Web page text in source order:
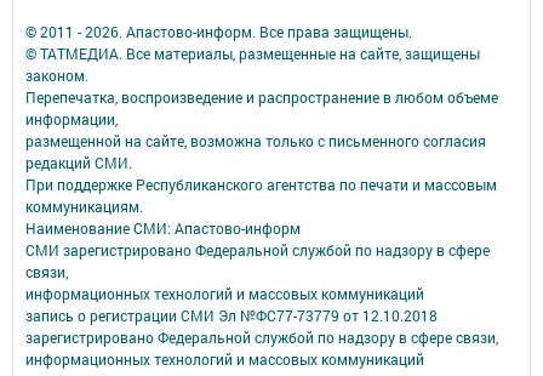
© 2011 - 2026. Апастово-информ. Все права защищены.
© ТАТМЕДИА. Все материалы, размещенные на сайте, защищены
законом.
Перепечатка, воспроизведение и распространение в любом объеме
информации,
размещенной на сайте, возможна только с письменного согласия
редакций СМИ.
При поддержке Республиканского агентства по печати и массовым
коммуникациям.
Наименование СМИ: Апастово-информ
СМИ зарегистрировано Федеральной службой по надзору в сфере
связи,
информационных технологий и массовых коммуникаций
запись о регистрации СМИ Эл №ФС77-73779 от 12.10.2018
зарегистрировано Федеральной службой по надзору в сфере связи,
информационных технологий и массовых коммуникаций